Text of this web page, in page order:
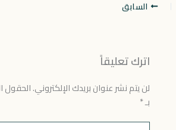
السابق
اترك تعليقاً
لن يتم نشر عنوان بريدك الإلكتروني.الحقول
بـ*